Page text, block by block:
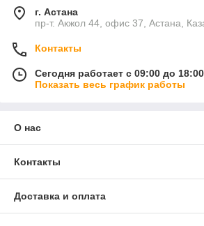
г. Астана
пр-т. Акжол 44, офис 37, Астана,
Контакты
Сегодня работает с 09:00 до 18:00
Показать весь график работы
О нас
Контакты
Доставка и оплата